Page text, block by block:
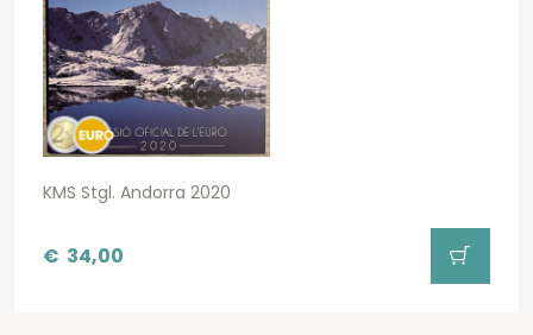
KMS Stgl. Andorra 2020
€ 34,00